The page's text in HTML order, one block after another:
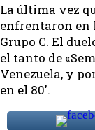
La última vez
enfrentaron en
Grupo C. El
el tanto de
Venezuela, y
en el 80′.